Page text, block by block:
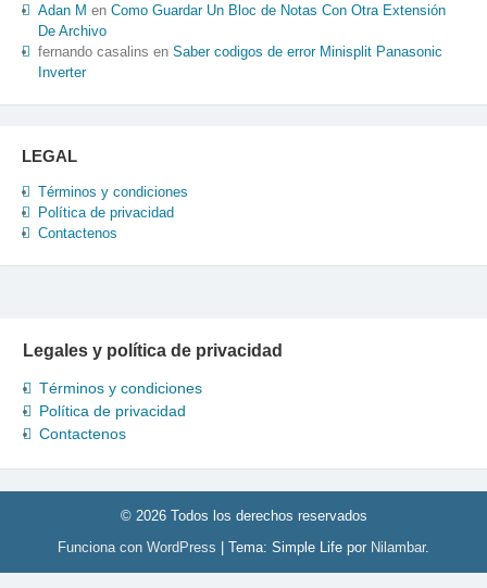
Adan M en Como Guardar Un Bloc de Notas Con Otra Extensión
De Archivo
fernando casalins en Saber codigos de error Minisplit Panasonic
Inverter
LEGAL
Términos y condiciones
Política de privacidad
Contactenos
Legales y política de privacidad
Términos y condiciones
Política de privacidad
Contactenos
© 2026 Todos los derechos reservados
Funciona con WordPress
Tema: Simple Life por Nilambar.